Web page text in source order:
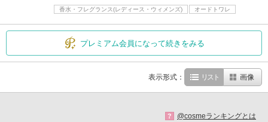
香水・フレグランス(レディース・ウィメンズ)
オードトワレ
プレミアム会員になって続きをみる
表示形式： リスト 画像
? @cosmeランキングとは